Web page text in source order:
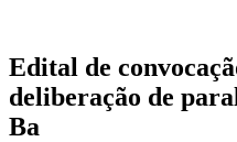
Edital de
deliberação de
Ba